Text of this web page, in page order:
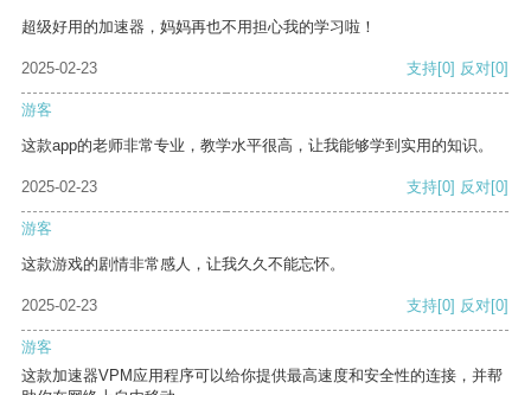
超级好用的加速器，妈妈再也不用担心我的学习啦！
2025-02-23 支持[0] 反对[0]
游客
这款app的老师非常专业，教学水平很高，让我能够学到实用的知识。
2025-02-23 支持[0] 反对[0]
游客
这款游戏的剧情非常感人，让我久久不能忘怀。
2025-02-23 支持[0] 反对[0]
游客
这款加速器VPM应用程序可以给你提供最高速度和安全性的连接，并帮